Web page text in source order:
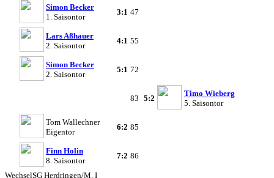
Simon Becker
1. Saisontor
3:1 47
Lars Aßhauer
2. Saisontor
4:1 55
Simon Becker
2. Saisontor
5:1 72
83 5:2
Timo Wieberg
5. Saisontor
Tom Wallechner
Eigentor
6:2 85
Finn Holin
8. Saisontor
7:2 86
WechselSG Herdringen/M. I